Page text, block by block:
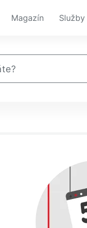
Magazín Služby